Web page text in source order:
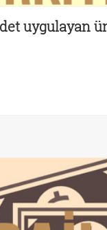
uygulayan